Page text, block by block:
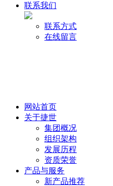
联系我们
联系方式
在线留言
网站首页
关于捷世
集团概况
组织架构
发展历程
资质荣誉
产品与服务
新产品推荐